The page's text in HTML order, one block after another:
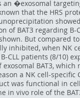
�exosomal
that the HRS
BAT3 regarding B-
But compared
inhibited, when NK
patients (8/10)
BAT3,
a NK cell-specific
was functional in
vivo role of the